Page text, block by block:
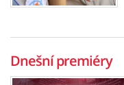
Dnešní premiéry